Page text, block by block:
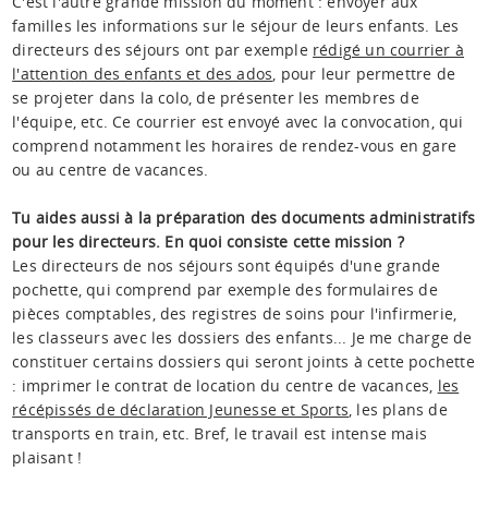
familles les informations sur le séjour de leurs enfants. Les
directeurs des séjours ont par exemple rédigé un courrier à
l'attention des enfants et des ados, pour leur permettre de
se projeter dans la colo, de présenter les membres de
l'équipe, etc. Ce courrier est envoyé avec la convocation, qui
comprend notamment les horaires de rendez-vous en gare
ou au centre de vacances.
Tu aides aussi à la préparation des documents administratifs
pour les directeurs. En quoi consiste cette mission ?
Les directeurs de nos séjours sont équipés d'une grande
pochette, qui comprend par exemple des formulaires de
pièces comptables, des registres de soins pour l'infirmerie,
les classeurs avec les dossiers des enfants... Je me charge de
constituer certains dossiers qui seront joints à cette pochette
: imprimer le contrat de location du centre de vacances, les
récépissés de déclaration Jeunesse et Sports, les plans de
transports en train, etc. Bref, le travail est intense mais
plaisant !